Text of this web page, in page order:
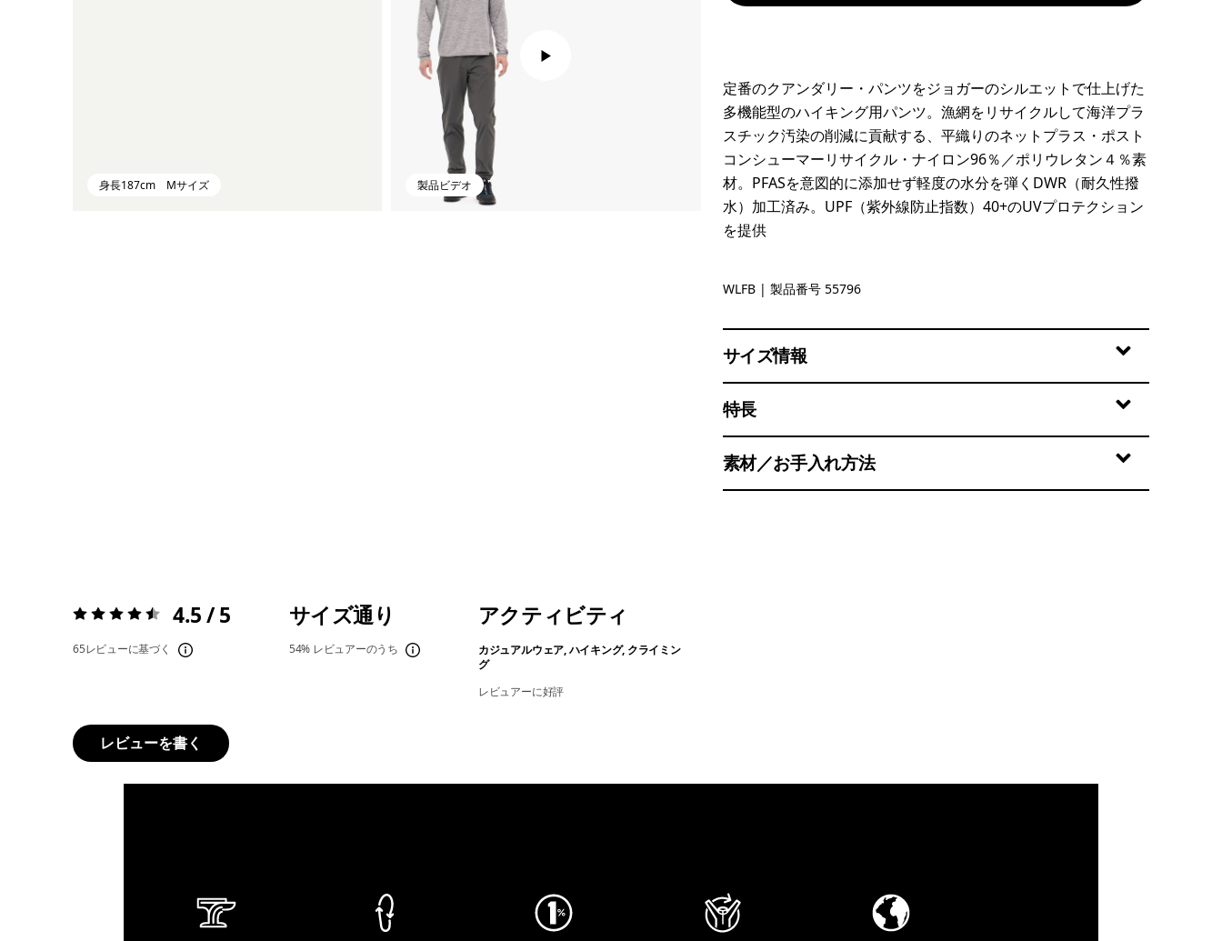
身長187cm Mサイズ 製品ビデオ
定番のクアンダリー・パンツをジョガーのシルエットで仕上げた
多機能型のハイキング用パンツ。漁網をリサイクルして海洋プラ
スチック汚染の削減に貢献する、平織りのネットプラス・ポスト
コンシューマーリサイクル・ナイロン96％／ポリウレタン４％素
材。PFASを意図的に添加せず軽度の水分を弾くDWR（耐久性撥
水）加工済み。UPF（紫外線防止指数）40+のUVプロテクション
を提供
Wolf Brown
WLFB | 製品番号 55796
サイズ情報
特長
素材／お手入れ方法
評価:4.5 / 5 4.5 / 5
65レビューに基づく
サイズ通り
54% レビュアーのうち
アクティビティ
カジュアルウェア, ハイキング, クライミン
グ
レビュアーに好評
レビューを書く